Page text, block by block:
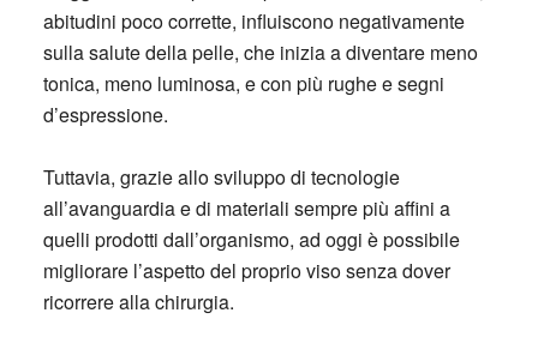
abitudini poco corrette, influiscono negativamente
sulla salute della pelle, che inizia a diventare meno
tonica, meno luminosa, e con più rughe e segni
d’espressione.
Tuttavia, grazie allo sviluppo di tecnologie
all’avanguardia e di materiali sempre più affini a
quelli prodotti dall’organismo, ad oggi è possibile
migliorare l’aspetto del proprio viso senza dover
ricorrere alla chirurgia.